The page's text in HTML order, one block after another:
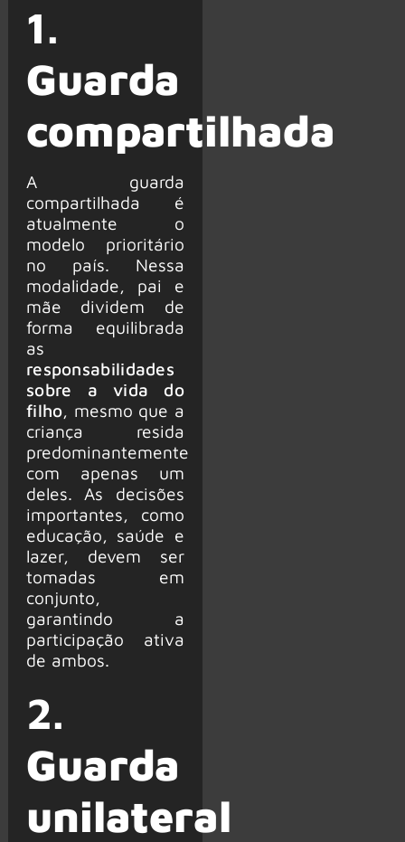
1.
Guarda
compartilhada
A guarda
compartilhada é
atualmente o
modelo prioritário
no país. Nessa
modalidade, pai e
mãe dividem de
forma equilibrada
as
responsabilidades
sobre a vida do
filho, mesmo que a
criança resida
predominantemente
com apenas um
deles. As decisões
importantes, como
educação, saúde e
lazer, devem ser
tomadas em
conjunto,
garantindo a
participação ativa
de ambos.
2.
Guarda
unilateral